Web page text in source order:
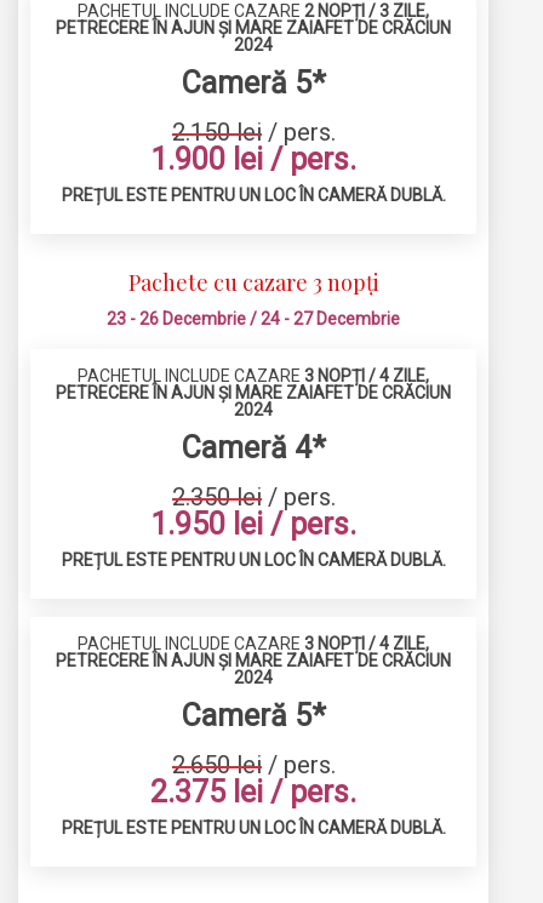
PACHETUL INCLUDE CAZARE 2 NOPȚI / 3 ZILE,
PETRECERE ÎN AJUN ȘI MARE ZAIAFET DE CRĂCIUN
2024
Cameră 5*
2.150 lei/ pers.
1.900 lei / pers.
PREȚUL ESTE PENTRU UN LOC ÎN CAMERĂ DUBLĂ.
Pachete cu cazare 3 nopți
23 - 26 Decembrie / 24 - 27 Decembrie
PACHETUL INCLUDE CAZARE 3 NOPȚI / 4 ZILE,
PETRECERE ÎN AJUN ȘI MARE ZAIAFET DE CRĂCIUN
2024
Cameră 4*
2.350 lei/ pers.
1.950 lei / pers.
PREȚUL ESTE PENTRU UN LOC ÎN CAMERĂ DUBLĂ.
PACHETUL INCLUDE CAZARE 3 NOPȚI / 4 ZILE,
PETRECERE ÎN AJUN ȘI MARE ZAIAFET DE CRĂCIUN
2024
Cameră 5*
2.650 lei/ pers.
2.375 lei / pers.
PREȚUL ESTE PENTRU UN LOC ÎN CAMERĂ DUBLĂ.